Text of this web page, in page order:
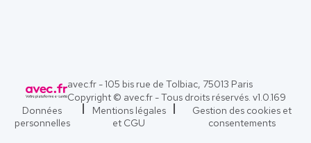
avec.fr - 105 bis rue de Tolbiac, 75013 Paris
Copyright © avec.fr - Tous droits réservés. v1.0.169
Données
personnelles
Mentions légales
et CGU
Gestion des cookies et
consentements